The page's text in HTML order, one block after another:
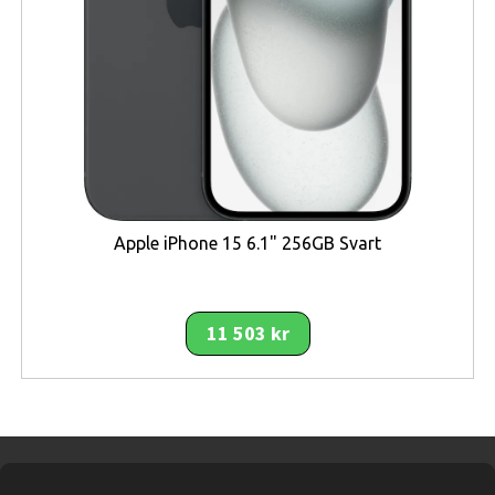
manuell borstning – även om barnet fortfarande lär sig.
Dessutom erbjuds klistermärken som barnet själv kan
dekorera handtaget med, för att göra borstningen
14 dagar
vid full laddning, vilket
gör att du slipper ladda ständigt och tandborsten blir
redo för daglig användning utan problem. Den laddas via
USB eller med medföljande laddare, och indikatorn visar
tydligt när det är dags att ladda igen. Paketet innehåller
som borsthuvud och dekaler ingår.
Säkerheten och livslängden är även de väl genomtänkta
– produkten har2 års tillverkargaranti, vilket ger
också utformat borsten med ett ergonomiskt grepp
Apple iPhone 15 6.1" 256GB Svart
11 503 kr